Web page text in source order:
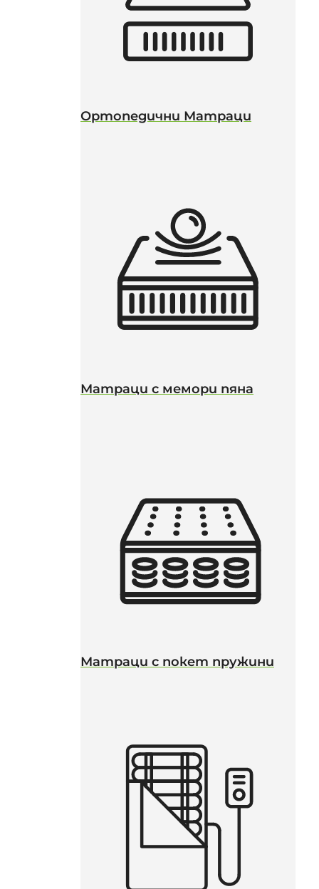
Ортопедични Матраци
Матраци с мемори пяна
Матраци с покет пружини